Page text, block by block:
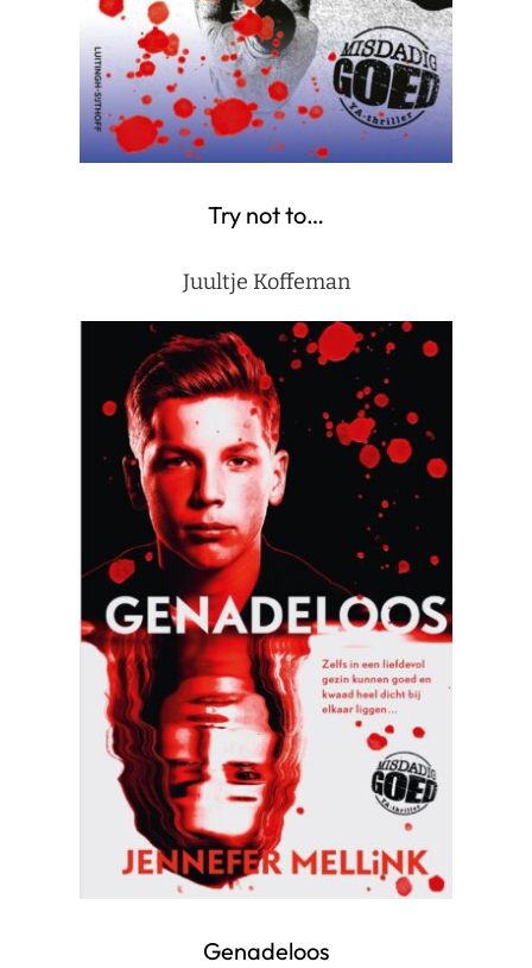
Try not to…
Juultje Koffeman
Genadeloos